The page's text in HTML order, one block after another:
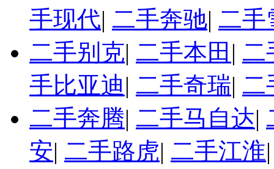
手现代| 二手奔驰| 二手
二手别克| 二手本田 | 二
手比亚迪| 二手奇瑞| 二
二手奔腾| 二手马自达|
安| 二手路虎| 二手江淮